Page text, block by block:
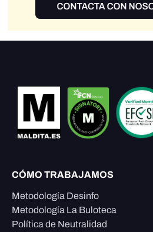
CÓMO TRABAJAMOS
Metodología Desinfo
Metodología La Buloteca
Política de Neutralidad